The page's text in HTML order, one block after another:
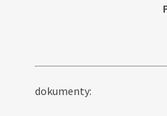
dokumenty: